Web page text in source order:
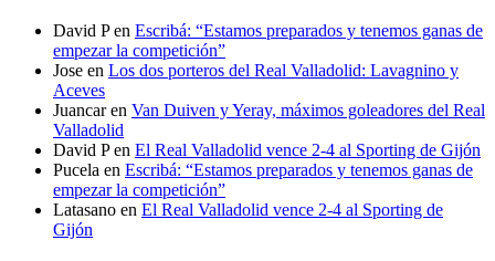
David P en Escribá: “Estamos preparados y tenemos ganas de
empezar la competición”
Jose en Los dos porteros del Real Valladolid: Lavagnino y
Aceves
Juancar en Van Duiven y Yeray, máximos goleadores del Real
Valladolid
David P en El Real Valladolid vence 2-4 al Sporting de Gijón
Pucela en Escribá: “Estamos preparados y tenemos ganas de
empezar la competición”
Latasano en El Real Valladolid vence 2-4 al Sporting de
Gijón